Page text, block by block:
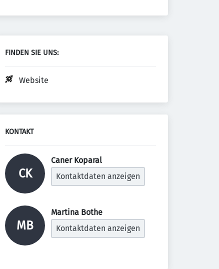
FINDEN SIE UNS:
Website
KONTAKT
CK
Caner Koparal
Kontaktdaten anzeigen
MB
Martina Bothe
Kontaktdaten anzeigen